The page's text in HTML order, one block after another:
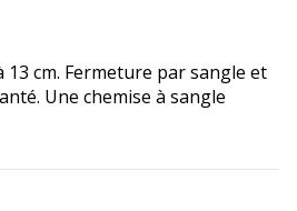
cm. Fermeture par sangle et
Une chemise à sangle